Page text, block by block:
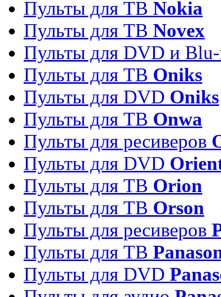
Пульты для ТВ Nokia
Пульты для ТВ Novex
Пульты для DVD и
Пульты для ТВ Oniks
Пульты для DVD Oniks
Пульты для ТВ Onwa
Пульты для ресиверов
Пульты для DVD
Пульты для ТВ Orion
Пульты для ТВ Orson
Пульты для ресиверов
Пульты для ТВ
Пульты для DVD